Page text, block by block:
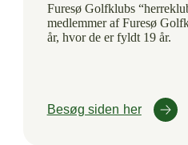
Furesø Golfklubs
medlemmer af Furesø
år, hvor de er fyldt 19 år.
Besøg siden her